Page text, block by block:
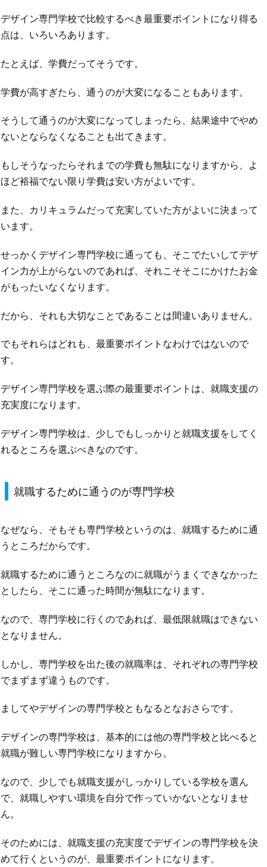
デザイン専門学校で比較するべき最重要ポイントになり得る
点は、いろいろあります。
たとえば、学費だってそうです。
学費が高すぎたら、通うのが大変になることもあります。
そうして通うのが大変になってしまったら、結果途中でやめ
ないとならなくなることも出てきます。
もしそうなったらそれまでの学費も無駄になりますから、よ
ほど裕福でない限り学費は安い方がよいです。
また、カリキュラムだって充実していた方がよいに決まって
います。
せっかくデザイン専門学校に通っても、そこでたいしてデザ
イン力が上がらないのであれば、それこそそこにかけたお金
がもったいなくなります。
だから、それも大切なことであることは間違いありません。
でもそれらはどれも、最重要ポイントなわけではないので
す。
デザイン専門学校を選ぶ際の最重要ポイントは、就職支援の
充実度になります。
デザイン専門学校は、少しでもしっかりと就職支援をしてく
れるところを選ぶべきなのです。
就職するために通うのが専門学校
なぜなら、そもそも専門学校というのは、就職するために通
うところだからです。
就職するために通うところなのに就職がうまくできなかった
としたら、そこに通った時間が無駄になります。
なので、専門学校に行くのであれば、最低限就職はできない
となりません。
しかし、専門学校を出た後の就職率は、それぞれの専門学校
でまずまず違うものです。
ましてやデザインの専門学校ともなるとなおさらです。
デザインの専門学校は、基本的には他の専門学校と比べると
就職が難しい専門学校になりますから。
なので、少しでも就職支援がしっかりしている学校を選ん
で、就職しやすい環境を自分で作っていかないとなりませ
ん。
そのためには、就職支援の充実度でデザインの専門学校を決
めて行くというのが、最重要ポイントになります。